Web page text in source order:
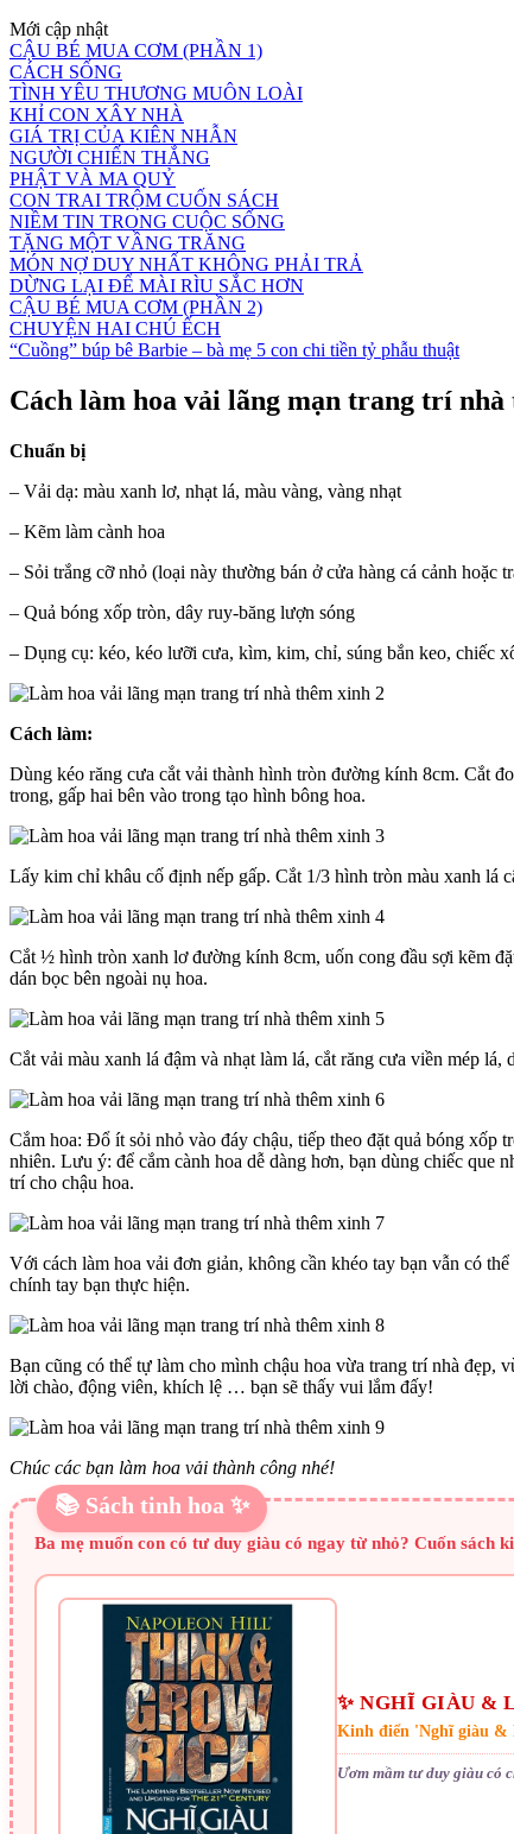
Mới cập nhật
CẬU BÉ MUA CƠM (PHẦN 1)
CÁCH SỐNG
TÌNH YÊU THƯƠNG MUÔN LOÀI
KHỈ CON XÂY NHÀ
GIÁ TRỊ CỦA KIÊN NHẪN
NGƯỜI CHIẾN THẮNG
PHẬT VÀ MA QUỶ
CON TRAI TRỘM CUỐN SÁCH
NIỀM TIN TRONG CUỘC SỐNG
TẶNG MỘT VẦNG TRĂNG
MÓN NỢ DUY NHẤT KHÔNG PHẢI TRẢ
DỪNG LẠI ĐỂ MÀI RÌU SẮC HƠN
CẬU BÉ MUA CƠM (PHẦN 2)
CHUYỆN HAI CHÚ ẾCH
“Cuồng” búp bê Barbie – bà mẹ 5 con chi tiền tỷ phẫu thuật
Cách làm hoa vải lãng mạn trang trí nhà
Chuẩn bị
– Vải dạ: màu xanh lơ, nhạt lá, màu vàng, vàng nhạt
– Kẽm làm cành hoa
– Sỏi trắng cỡ nhỏ (loại này thường bán ở cửa hàng cá cảnh hoặc
– Quả bóng xốp tròn, dây ruy-băng lượn sóng
– Dụng cụ: kéo, kéo lưỡi cưa, kìm, kim, chỉ, súng bắn keo, chiếc
Cách làm:
Dùng kéo răng cưa cắt vải thành hình tròn đường kính 8cm. Cắt
trong, gấp hai bên vào trong tạo hình bông hoa.
Lấy kim chỉ khâu cố định nếp gấp. Cắt 1/3 hình tròn màu xanh lá
Cắt ½ hình tròn xanh lơ đường kính 8cm, uốn cong đầu sợi kẽm
dán bọc bên ngoài nụ hoa.
Cắt vải màu xanh lá đậm và nhạt làm lá, cắt răng cưa viền mép
Cắm hoa: Đổ ít sỏi nhỏ vào đáy chậu, tiếp theo đặt quả bóng xốp
nhiên. Lưu ý: để cắm cành hoa dễ dàng hơn, bạn dùng chiếc que
trí cho chậu hoa.
Với cách làm hoa vải đơn giản, không cần khéo tay bạn vẫn có
chính tay bạn thực hiện.
Bạn cũng có thể tự làm cho mình chậu hoa vừa trang trí nhà đẹp,
lời chào, động viên, khích lệ … bạn sẽ thấy vui lắm đấy!
Chúc các bạn làm hoa vải thành công nhé!
📚 Sách tinh hoa ✨
Ba mẹ muốn con có tư duy giàu có ngay từ nhỏ? Cuốn sách
✨ NGHĨ GIÀU &
Kinh điển 'Nghĩ giàu &
Ươm mầm tư duy giàu có